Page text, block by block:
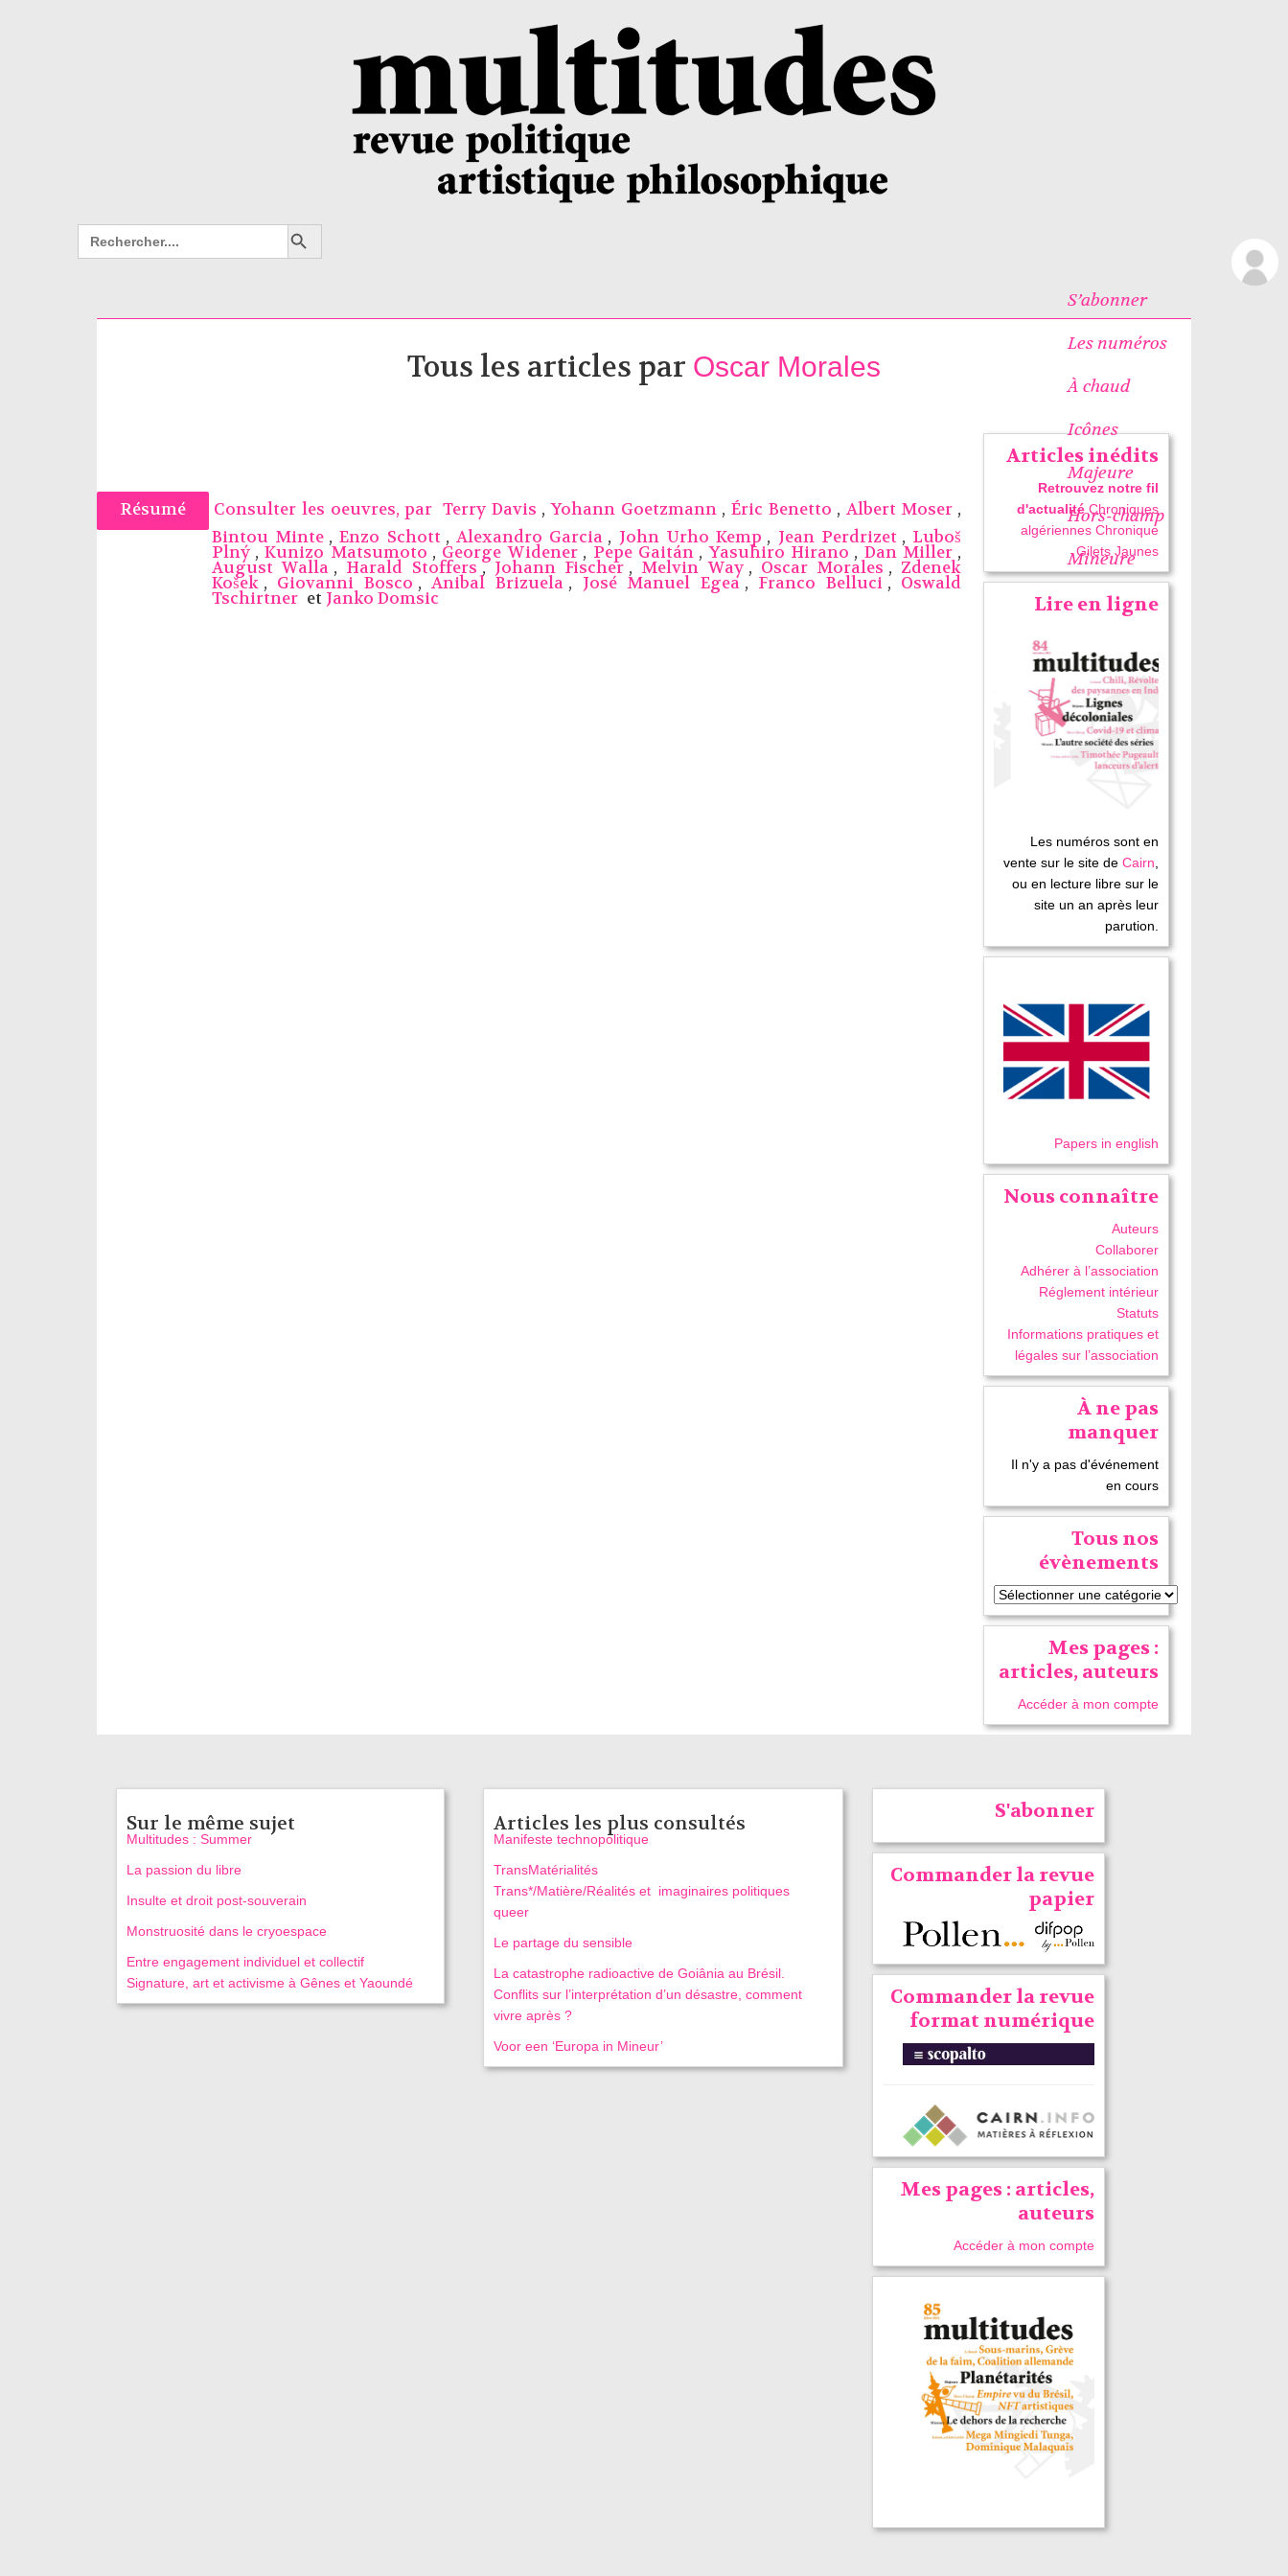
Search
for:
Search Button
S’abonner
Les numéros
À chaud
Icônes
Majeure
Hors-champ
Mineure
Tous les articles par Oscar Morales
Résumé Consulter les oeuvres, par Terry Davis ,Yohann Goetzmann , Éric Benetto , Albert Moser ,
Bintou Minte ,Enzo Schott ,Alexandro Garcia , John Urho Kemp , Jean Perdrizet , Luboš
Plný ,Kunizo Matsumoto , George Widener , Pepe Gaitán ,Yasuhiro Hirano , Dan Miller ,
August Walla , Harald Stoffers , Johann Fischer , Melvin Way , Oscar Morales , Zdenek
Košek , Giovanni Bosco ,Anibal Brizuela , José Manuel Egea , Franco Belluci , Oswald
Tschirtner et Janko Domsic
Articles inédits
Retrouvez notre fil
d'actualité Chroniques
algériennes Chronique
Gilets Jaunes
Lire en ligne
Les numéros sont en
vente sur le site deCairn,
ou en lecture libre sur le
site un an après leur
parution.
Papers in english
Nous connaître
Auteurs
Collaborer
Adhérer à l’association
Réglement intérieur
Statuts
Informations pratiques et
légales sur l’association
À ne pas
manquer
Il n'y a pas d'événement
en cours
Tous nos
évènements
Mes pages :
articles, auteurs
Accéder à mon compte
Sur le même sujet
Multitudes : Summer
La passion du libre
Insulte et droit post-souverain
Monstruosité dans le cryoespace
Entre engagement individuel et collectif
Signature, art et activisme à Gênes et Yaoundé
Articles les plus consultés
Manifeste technopolitique
TransMatérialités
Trans*/Matière/Réalités et imaginaires politiques
queer
Le partage du sensible
La catastrophe radioactive de Goiânia au Brésil.
Conflits sur l’interprétation d’un désastre, comment
vivre après ?
Voor een ‘Europa in Mineur’
S'abonner
Commander la revue
papier
Commander la revue
format numérique
Mes pages : articles,
auteurs
Accéder à mon compte